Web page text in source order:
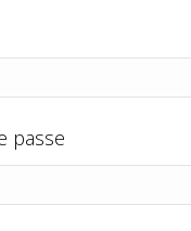
passe